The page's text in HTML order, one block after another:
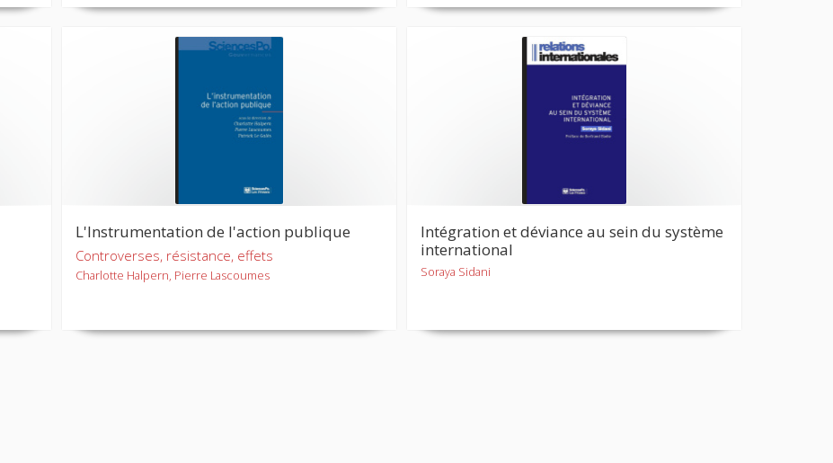
L'Instrumentation de l'action publique
Controverses, résistance, effets
Charlotte Halpern, Pierre Lascoumes
Intégration et déviance au sein du système
international
Soraya Sidani